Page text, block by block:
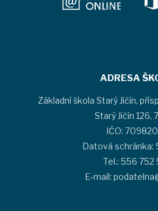
ADRESA
Základní škola Starý Jičín,
Starý Jičín 126,
IČO:
Datová schránka:
Tel.: 556 752
E-mail: